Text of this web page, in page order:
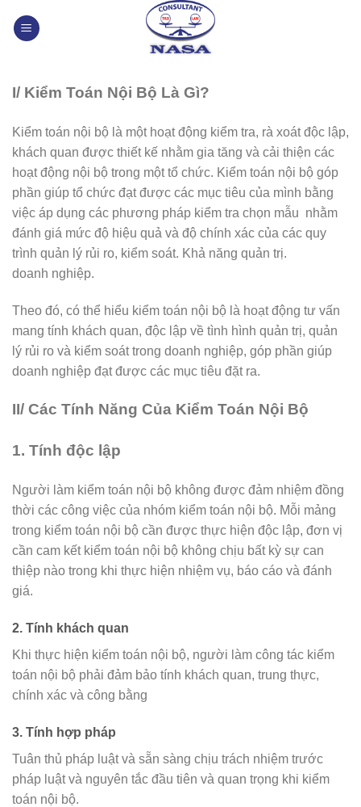
I/ Kiểm Toán Nội Bộ Là Gì?
Kiểm toán nội bộ là một hoạt động kiểm tra, rà xoát độc lập,
khách quan được thiết kế nhằm gia tăng và cải thiện các
hoạt động nội bộ trong một tổ chức. Kiểm toán nội bộ góp
phần giúp tổ chức đạt được các mục tiêu của mình bằng
việc áp dụng các phương pháp kiểm tra chọn mẫu nhằm
đánh giá mức độ hiệu quả và độ chính xác của các quy
trình quản lý rủi ro, kiểm soát. Khả năng quản trị.
doanh nghiệp.
Theo đó, có thể hiểu kiểm toán nội bộ là hoạt động tư vấn
mang tính khách quan, độc lập về tình hình quản trị, quản
lý rủi ro và kiểm soát trong doanh nghiệp, góp phần giúp
doanh nghiệp đạt được các mục tiêu đặt ra.
II/ Các Tính Năng Của Kiểm Toán Nội Bộ
1. Tính độc lập
Người làm kiểm toán nội bộ không được đảm nhiệm đồng
thời các công việc của nhóm kiểm toán nội bộ. Mỗi mảng
trong kiểm toán nội bộ cần được thực hiện độc lập, đơn vị
cần cam kết kiểm toán nội bộ không chịu bất kỳ sự can
thiệp nào trong khi thực hiện nhiệm vụ, báo cáo và đánh
giá.
2. Tính khách quan
Khi thực hiện kiểm toán nội bộ, người làm công tác kiểm
toán nội bộ phải đảm bảo tính khách quan, trung thực,
chính xác và công bằng
3. Tính hợp pháp
Tuân thủ pháp luật và sẵn sàng chịu trách nhiệm trước
pháp luật và nguyên tắc đầu tiên và quan trọng khi kiểm
toán nội bộ.